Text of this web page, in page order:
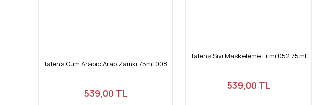
Talens Gum Arabic Arap Zamkı 75ml 008
539,00 TL
Talens Sıvı Maskeleme Filmi 052 75ml
539,00 TL